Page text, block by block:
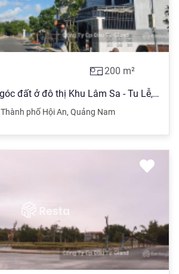
200 m²
Bán 200(m2) lô góc đất ở đô thị Khu Lâm Sa - Tu Lễ, Cẩm Phô, Hội An
Thành phố Hội An, Quảng Nam